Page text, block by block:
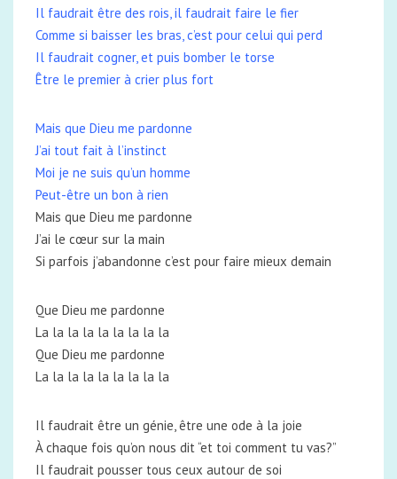
Il faudrait être des rois, il faudrait faire le fier
Comme si baisser les bras, c’est pour celui qui perd
Il faudrait cogner, et puis bomber le torse
Être le premier à crier plus fort
Mais que Dieu me pardonne
J’ai tout fait à l’instinct
Moi je ne suis qu’un homme
Peut-être un bon à rien
Mais que Dieu me pardonne
J’ai le cœur sur la main
Si parfois j’abandonne c’est pour faire mieux demain
Que Dieu me pardonne
La la la la la la la la la
Que Dieu me pardonne
La la la la la la la la la
Il faudrait être un génie, être une ode à la joie
À chaque fois qu’on nous dit “et toi comment tu vas?”
Il faudrait pousser tous ceux autour de soi